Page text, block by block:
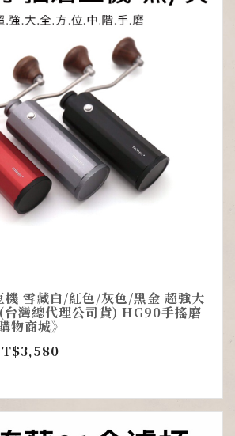
雪藏白/紅色/灰色/黑金 超強大
台灣總代理公司貨) HG90手搖磨
商城》
3,580